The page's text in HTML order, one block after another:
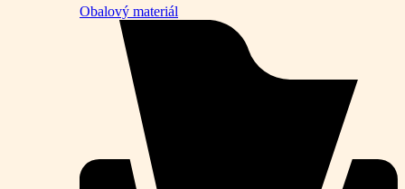
Obalový materiál